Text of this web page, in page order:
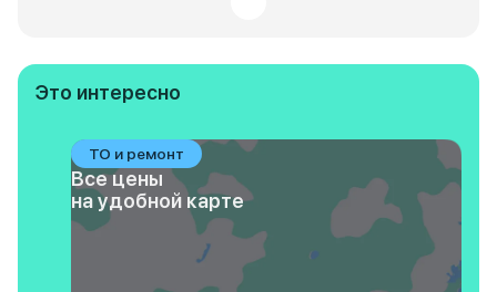
Это интересно
ТО и ремонт
Все цены
на удобной карте